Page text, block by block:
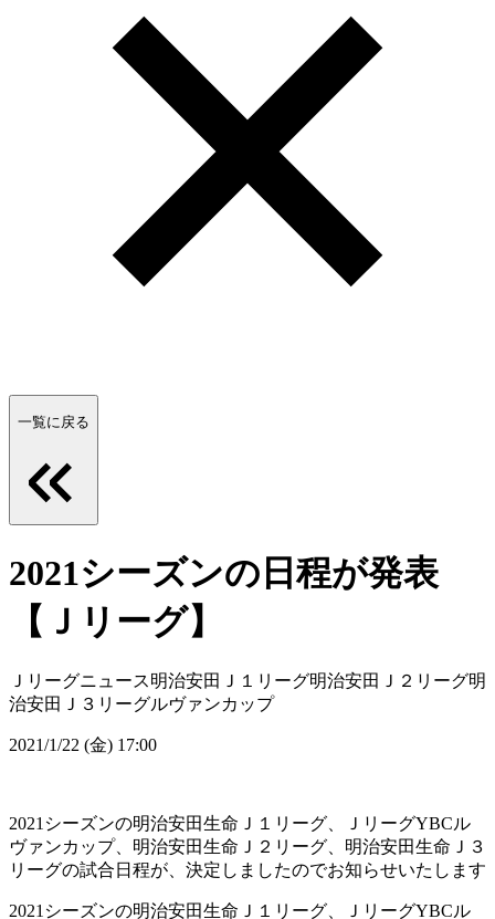
一覧に戻る
2021シーズンの日程が発表
【Ｊリーグ】
Ｊリーグニュース明治安田Ｊ１リーグ明治安田Ｊ２リーグ明
治安田Ｊ３リーグルヴァンカップ
2021/1/22 (金) 17:00
2021シーズンの明治安田生命Ｊ１リーグ、ＪリーグYBCル
ヴァンカップ、明治安田生命Ｊ２リーグ、明治安田生命Ｊ３
リーグの試合日程が、決定しましたのでお知らせいたします
2021シーズンの明治安田生命Ｊ１リーグ、ＪリーグYBCル